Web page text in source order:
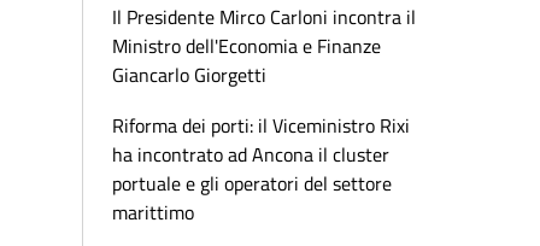
Il Presidente Mirco Carloni incontra il
Ministro dell'Economia e Finanze
Giancarlo Giorgetti
Riforma dei porti: il Viceministro Rixi
ha incontrato ad Ancona il cluster
portuale e gli operatori del settore
marittimo